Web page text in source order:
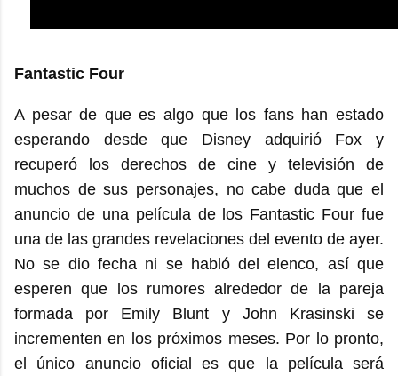
Fantastic Four
A pesar de que es algo que los fans han estado
esperando desde que Disney adquirió Fox y
recuperó los derechos de cine y televisión de
muchos de sus personajes, no cabe duda que el
anuncio de una película de los Fantastic Four fue
una de las grandes revelaciones del evento de ayer.
No se dio fecha ni se habló del elenco, así que
esperen que los rumores alrededor de la pareja
formada por Emily Blunt y John Krasinski se
incrementen en los próximos meses. Por lo pronto,
el único anuncio oficial es que la película será